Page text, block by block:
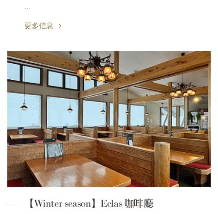
…
更多信息
【Winter season】Eclas 咖啡廳